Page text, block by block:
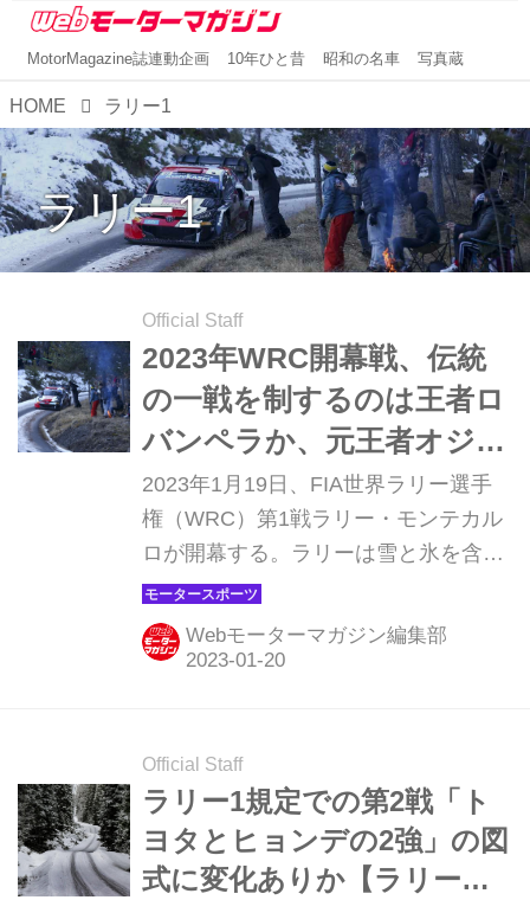
MotorMagazine誌連動企画 10年ひと昔 昭和の名車 写真蔵
HOME ラリー1
ラリー1
Official Staff
2023年WRC開幕戦、伝統
の一戦を制するのは王者ロ
バンペラか、元王者オジェ
か【ラリー・モンテカルロ
プレビュー】
2023年1月19日、FIA世界ラリー選手
権（WRC）第1戦ラリー・モンテカル
ロが開幕する。ラリーは雪と氷を含む
フランスアルプスの山岳地帯のターマ
ック（舗装路）を舞台に行われ、22日
にモナコ・モンテカルロでフィニッシ
1（Rally1）」となって2シーズン目、
トヨタvsヒョンデvsフォードの戦いは
どうなるだろうか。
Webモーターマガジン編集部
Official Staff
ラリー1規定での第2戦「ト
ヨタとヒョンデの2強」の図
式に変化ありか【ラリー・